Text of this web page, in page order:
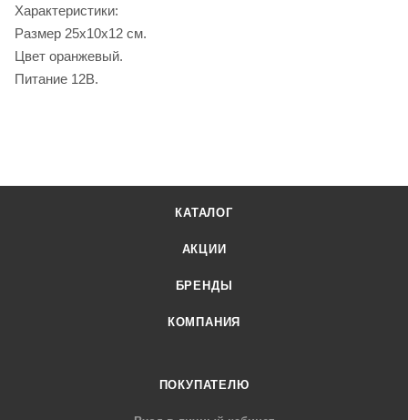
Характеристики:
Размер 25х10х12 см.
Цвет оранжевый.
Питание 12В.
КАТАЛОГ
АКЦИИ
БРЕНДЫ
КОМПАНИЯ
ПОКУПАТЕЛЮ